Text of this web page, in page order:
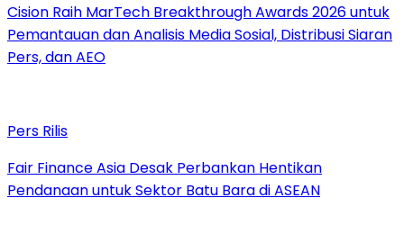
Cision Raih MarTech Breakthrough Awards 2026 untuk
Pemantauan dan Analisis Media Sosial, Distribusi Siaran
Pers, dan AEO
Pers Rilis
Fair Finance Asia Desak Perbankan Hentikan
Pendanaan untuk Sektor Batu Bara di ASEAN